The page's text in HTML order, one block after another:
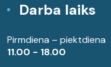
Darba laiks
Pirmdiena – piektdiena
11.00 - 18.00